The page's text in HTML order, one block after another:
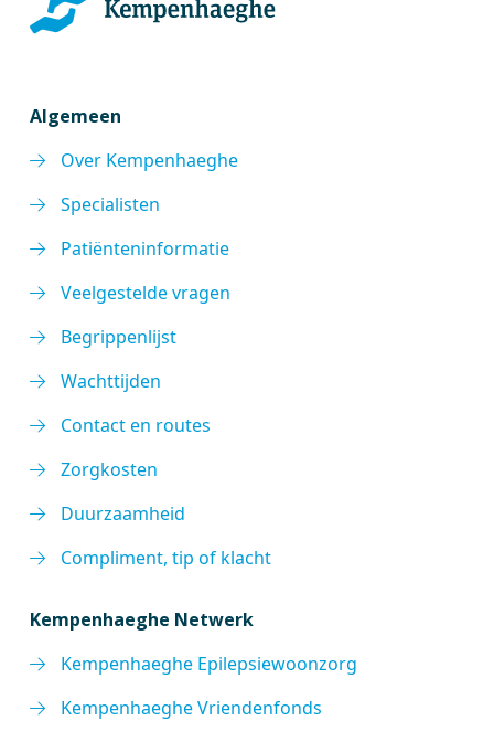
Algemeen
Over Kempenhaeghe
Specialisten
Patiënteninformatie
Veelgestelde vragen
Begrippenlijst
Wachttijden
Contact en routes
Zorgkosten
Duurzaamheid
Compliment, tip of klacht
Kempenhaeghe Netwerk
Kempenhaeghe Epilepsiewoonzorg
Kempenhaeghe Vriendenfonds